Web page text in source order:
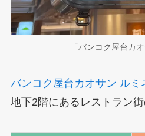
「バンコク屋台カ
バンコク屋台カオサン ルミ
地下2階にあるレストラン街